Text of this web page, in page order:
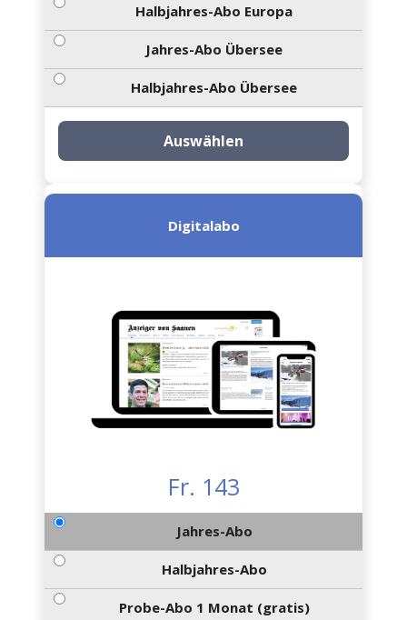
Halbjahres-Abo Europa
Jahres-Abo Übersee
Halbjahres-Abo Übersee
Auswählen
Digitalabo
Fr. 143
Jahres-Abo
Halbjahres-Abo
Probe-Abo 1 Monat (gratis)